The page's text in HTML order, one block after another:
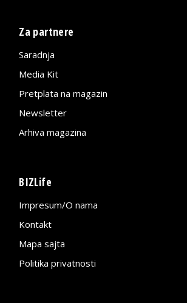
Za partnere
Saradnja
Media Kit
Pretplata na magazin
Newsletter
Arhiva magazina
BIZLife
Impresum/O nama
Kontakt
Mapa sajta
Politika privatnosti